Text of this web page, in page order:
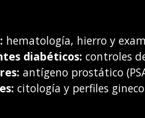
hematología, hierro y
diabéticos: controles
antígeno prostático
citología y perfiles